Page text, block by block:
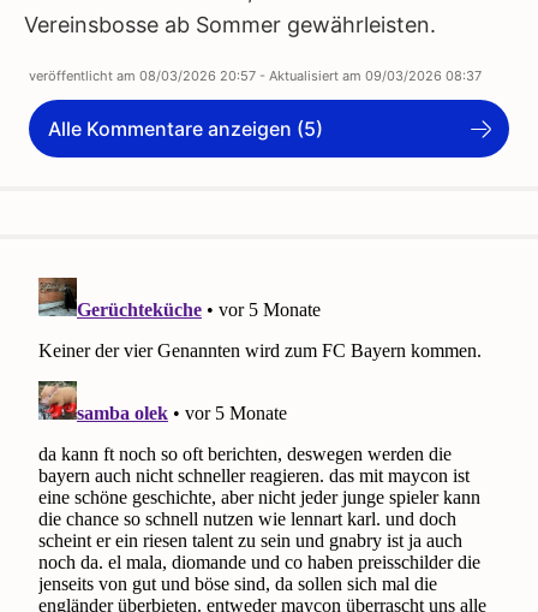
Vereinsbosse ab Sommer gewährleisten.
veröffentlicht am 08/03/2026 20:57 - Aktualisiert am 09/03/2026 08:37
Alle Kommentare anzeigen (5)